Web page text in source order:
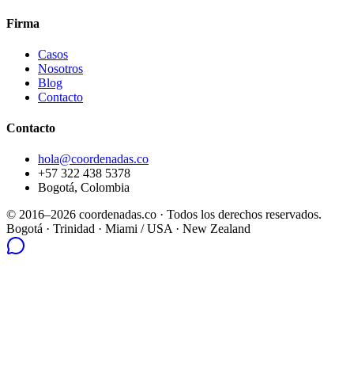
Firma
Casos
Nosotros
Blog
Contacto
Contacto
hola@coordenadas.co
+57 322 438 5378
Bogotá, Colombia
© 2016–2026 coordenadas.co · Todos los derechos reservados.
Bogotá · Trinidad · Miami / USA · New Zealand